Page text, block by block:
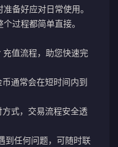
备好应对日常使用。
过程都简单直接。
值流程，助您快速完
通常会在短时间内到
式，交易流程安全透
到任何问题，可随时联